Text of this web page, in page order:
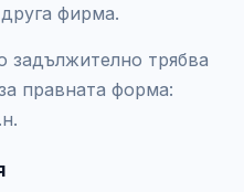
фирма.
задължително трябва
правната форма: